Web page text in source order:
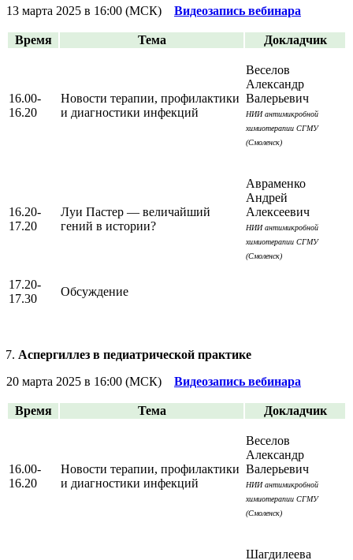
13 марта 2025 в 16:00 (МСК) Видеозапись вебинара
Время Тема Докладчик
16.00-
16.20
Новости терапии, профилактики
и диагностики инфекций
Веселов
Александр
Валерьевич
НИИ антимикробной
химиотерапии СГМУ
(Смоленск)
16.20-
17.20
Луи Пастер — величайший
гений в истории?
Авраменко
Андрей
Алексеевич
НИИ антимикробной
химиотерапии СГМУ
(Смоленск)
17.20-
17.30
Обсуждение
Аспергиллез в педиатрической практике
20 марта 2025 в 16:00 (МСК) Видеозапись вебинара
Время Тема Докладчик
16.00-
16.20
Новости терапии, профилактики
и диагностики инфекций
Веселов
Александр
Валерьевич
НИИ антимикробной
химиотерапии СГМУ
(Смоленск)
Шагдилеева